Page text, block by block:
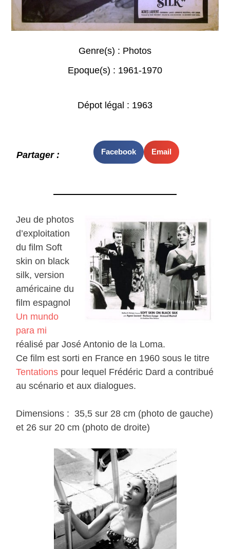
Genre(s) : Photos
Epoque(s) : 1961-1970
Dépot légal : 1963
Partager : Facebook Email
Jeu de photos
d’exploitation
du film Soft
skin on black
silk, version
américaine du
film espagnol
Un mundo
para mi
réalisé par José Antonio de la Loma.
Ce film est sorti en France en 1960 sous le titre
Tentations pour lequel Frédéric Dard a contribué
au scénario et aux dialogues.
Dimensions : 35,5 sur 28 cm (photo de gauche)
et 26 sur 20 cm (photo de droite)